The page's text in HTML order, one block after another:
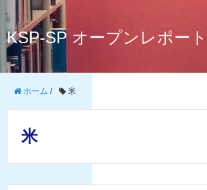
KSP-SP オープンレポート
ホーム / 米
米